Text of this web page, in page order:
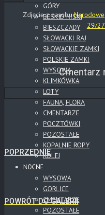
GÓRY
BESKID NISKI
BIESZCZADY
SŁOWACKI RAJ
SŁOWACKIE ZAMKI
POLSKIE ZAMKI
WYSOWA
KLIMKÓWKA
LOTY
FAUNA, FLORA
CMENTARZE
POCZTÓWKI
POZOSTAŁE
KOPALNIE ROPY
KOLEJ
NOCNE
WYSOWA
GORLICE
CMENTARZE
POZOSTAŁE
Zdjęcie z zasobu
29/
Cmentarz
POPRZEDNIE
POWRÓT DO GALERII